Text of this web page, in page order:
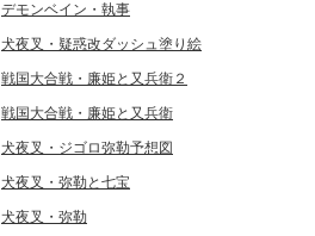
デモンベイン・執事
犬夜叉・疑惑改ダッシュ塗り絵
戦国大合戦・廉姫と又兵衛２
戦国大合戦・廉姫と又兵衛
犬夜叉・ジゴロ弥勒予想図
犬夜叉・弥勒と七宝
犬夜叉・弥勒